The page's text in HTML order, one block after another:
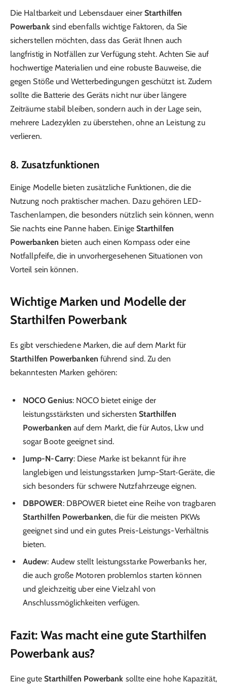
Die Haltbarkeit und Lebensdauer einerStarthilfen
Powerbanksind ebenfalls wichtige Faktoren, da Sie
sicherstellen möchten, dass das Gerät Ihnen auch
langfristig in Notfällen zur Verfügung steht. Achten Sie auf
hochwertige Materialien und eine robuste Bauweise, die
gegen Stöße und Wetterbedingungen geschützt ist. Zudem
sollte die Batterie des Geräts nicht nur über längere
Zeiträume stabil bleiben, sondern auch in der Lage sein,
mehrere Ladezyklen zu überstehen, ohne an Leistung zu
verlieren.
8. Zusatzfunktionen
Einige Modelle bieten zusätzliche Funktionen, die die
Nutzung noch praktischer machen. Dazu gehören LED-
Taschenlampen, die besonders nützlich sein können, wenn
Sie nachts eine Panne haben. Einige Starthilfen
Powerbanken bieten auch einen Kompass oder eine
Notfallpfeife, die in unvorhergesehenen Situationen von
Vorteil sein können.
Wichtige Marken und Modelle der
Starthilfen Powerbank
Es gibt verschiedene Marken, die auf dem Markt für
Starthilfen Powerbanken führend sind. Zu den
bekanntesten Marken gehören:
NOCO Genius: NOCO bietet einige der
leistungsstärksten und sichersten Starthilfen
Powerbanken auf dem Markt, die für Autos, Lkw und
sogar Boote geeignet sind.
Jump-N-Carry: Diese Marke ist bekannt für ihre
langlebigen und leistungsstarken Jump-Start‑Geräte, die
sich besonders für schwere Nutzfahrzeuge eignen.
DBPOWER: DBPOWER bietet eine Reihe von tragbaren
Starthilfen Powerbanken, die für die meisten PKWs
geeignet sind und ein gutes Preis-Leistungs-Verhältnis
bieten.
Audew: Audew stellt leistungsstarke Powerbanks her,
die auch große Motoren problemlos starten können
und gleichzeitig uber eine Vielzahl von
Anschlussmöglichkeiten verfügen.
Fazit: Was macht eine gute Starthilfen
Powerbank aus?
Eine gute Starthilfen Powerbank sollte eine hohe Kapazität,